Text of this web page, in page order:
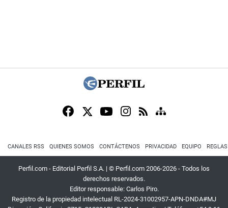
CANALES RSS QUIENES SOMOS CONTÁCTENOS PRIVACIDAD EQUIPO
Perfil.com - Editorial Perfil S.A. | © Perfil.com 2006-2026 - Todos los
derechos reservados.
Editor responsable: Carlos Piro.
Registro de la propiedad intelectual RL-2024-31002957-APN-DNDA#MJ